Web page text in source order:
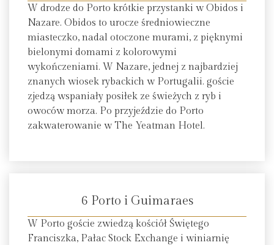
W drodze do Porto krótkie przystanki w Obidos i
Nazare. Obidos to urocze średniowieczne
miasteczko, nadal otoczone murami, z pięknymi
bielonymi domami z kolorowymi
wykończeniami. W Nazare, jednej z najbardziej
znanych wiosek rybackich w Portugalii. goście
zjedzą wspaniały posiłek ze świeżych z ryb i
owoców morza. Po przyjeździe do Porto
zakwaterowanie w The Yeatman Hotel.
6 Porto i Guimaraes
W Porto goście zwiedzą kościół Świętego
Franciszka, Pałac Stock Exchange i winiarnię